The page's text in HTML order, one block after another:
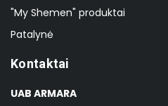
"My Shemen" produktai
Patalynė
Kontaktai
UAB ARMARA